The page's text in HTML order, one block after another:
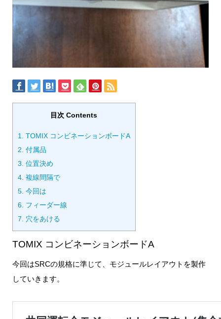
目次 Contents
1.
TOMIX コンビネーションボードA
2. 付属品
3. 位置決め
4. 複線間隔で
5. 今回は
6. フィーダー線
7.
穴をあける
TOMIX コンビネーションボードA
今回はSRCの規格に準じて、モジュールレイアウトを製作
していきます。